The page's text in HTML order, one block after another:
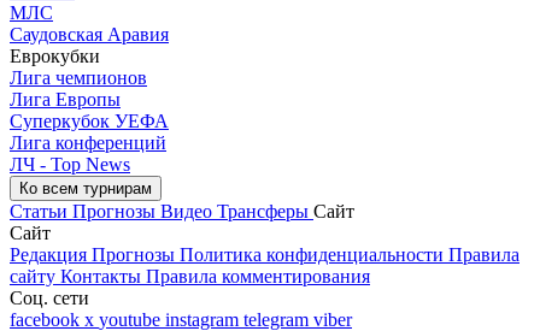
МЛС
Саудовская Аравия
Еврокубки
Лига чемпионов
Лига Европы
Суперкубок УЕФА
Лига конференций
ЛЧ - Top News
Ко всем турнирам
Статьи Прогнозы Видео Трансферы Сайт
Сайт
Редакция Прогнозы Политика конфиденциальности Правила
сайту Контакты Правила комментирования
Соц. сети
facebook x youtube instagram telegram viber